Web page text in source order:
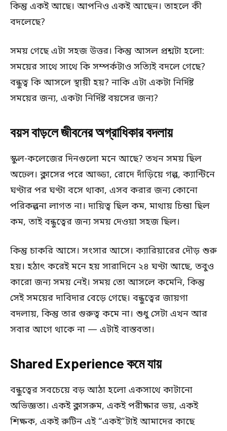
কিন্তু একই আছে। আপনিও একই আছেন। তাহলে কী
বদলেছে?
সময় গেছে এটা সহজ উত্তর। কিন্তু আসল প্রশ্নটা হলো:
সময়ের সাথে সাথে কি সম্পর্কটাও সত্যিই বদলে গেছে?
বন্ধুত্ব কি আসলে স্থায়ী হয়? নাকি এটা একটা নির্দিষ্ট
সময়ের জন্য, একটা নির্দিষ্ট বয়সের জন্য?
বয়স বাড়লে জীবনের অগ্রাধিকার বদলায়
স্কুল-কলেজের দিনগুলো মনে আছে? তখন সময় ছিল
অঢেল। ক্লাসের পরে আড্ডা, রোদে দাঁড়িয়ে গল্প, ক্যান্টিনে
ঘণ্টার পর ঘণ্টা বসে থাকা, এসব করার জন্য কোনো
পরিকল্পনা লাগত না। দায়িত্ব ছিল কম, মাথায় চিন্তা ছিল
কম, তাই বন্ধুত্বের জন্য সময় দেওয়া সহজ ছিল।
কিন্তু চাকরি আসে। সংসার আসে। ক্যারিয়ারের দৌড় শুরু
হয়। হঠাৎ করেই মনে হয় সারাদিনে ২৪ ঘণ্টা আছে, তবুও
কারো জন্য সময় নেই। সময় তো আসলে কমেনি, কিন্তু
সেই সময়ের দাবিদার বেড়ে গেছে। বন্ধুত্বের জায়গা
বদলায়, কিন্তু তার গুরুত্ব কমে না। শুধু সেটা এখন আর
সবার আগে থাকে না — এটাই বাস্তবতা।
Shared Experience কমে যায়
বন্ধুত্বের সবচেয়ে বড় আঠা হলো একসাথে কাটানো
অভিজ্ঞতা। একই ক্লাসরুম, একই পরীক্ষার ভয়, একই
শিক্ষক, একই রুটিন এই “একই”টাই আমাদের কাছে